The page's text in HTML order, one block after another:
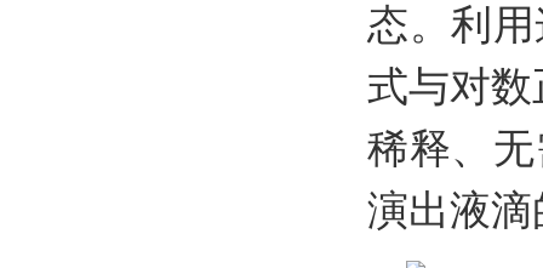
态。利
式与对
稀释、
演出液